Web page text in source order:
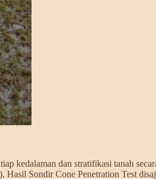
kedalaman dan stratifikasi tanah
Sondir Cone Penetration Test